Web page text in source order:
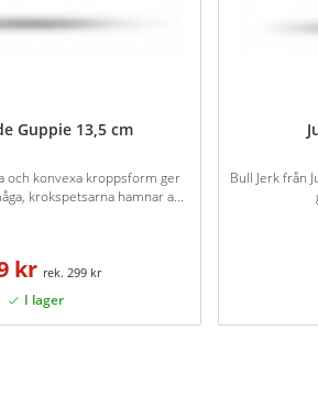
Guppie 13,5 cm
och konvexa kroppsform ger
krokspetsarna hamnar a...
kr 299 kr
Bull Jerk från